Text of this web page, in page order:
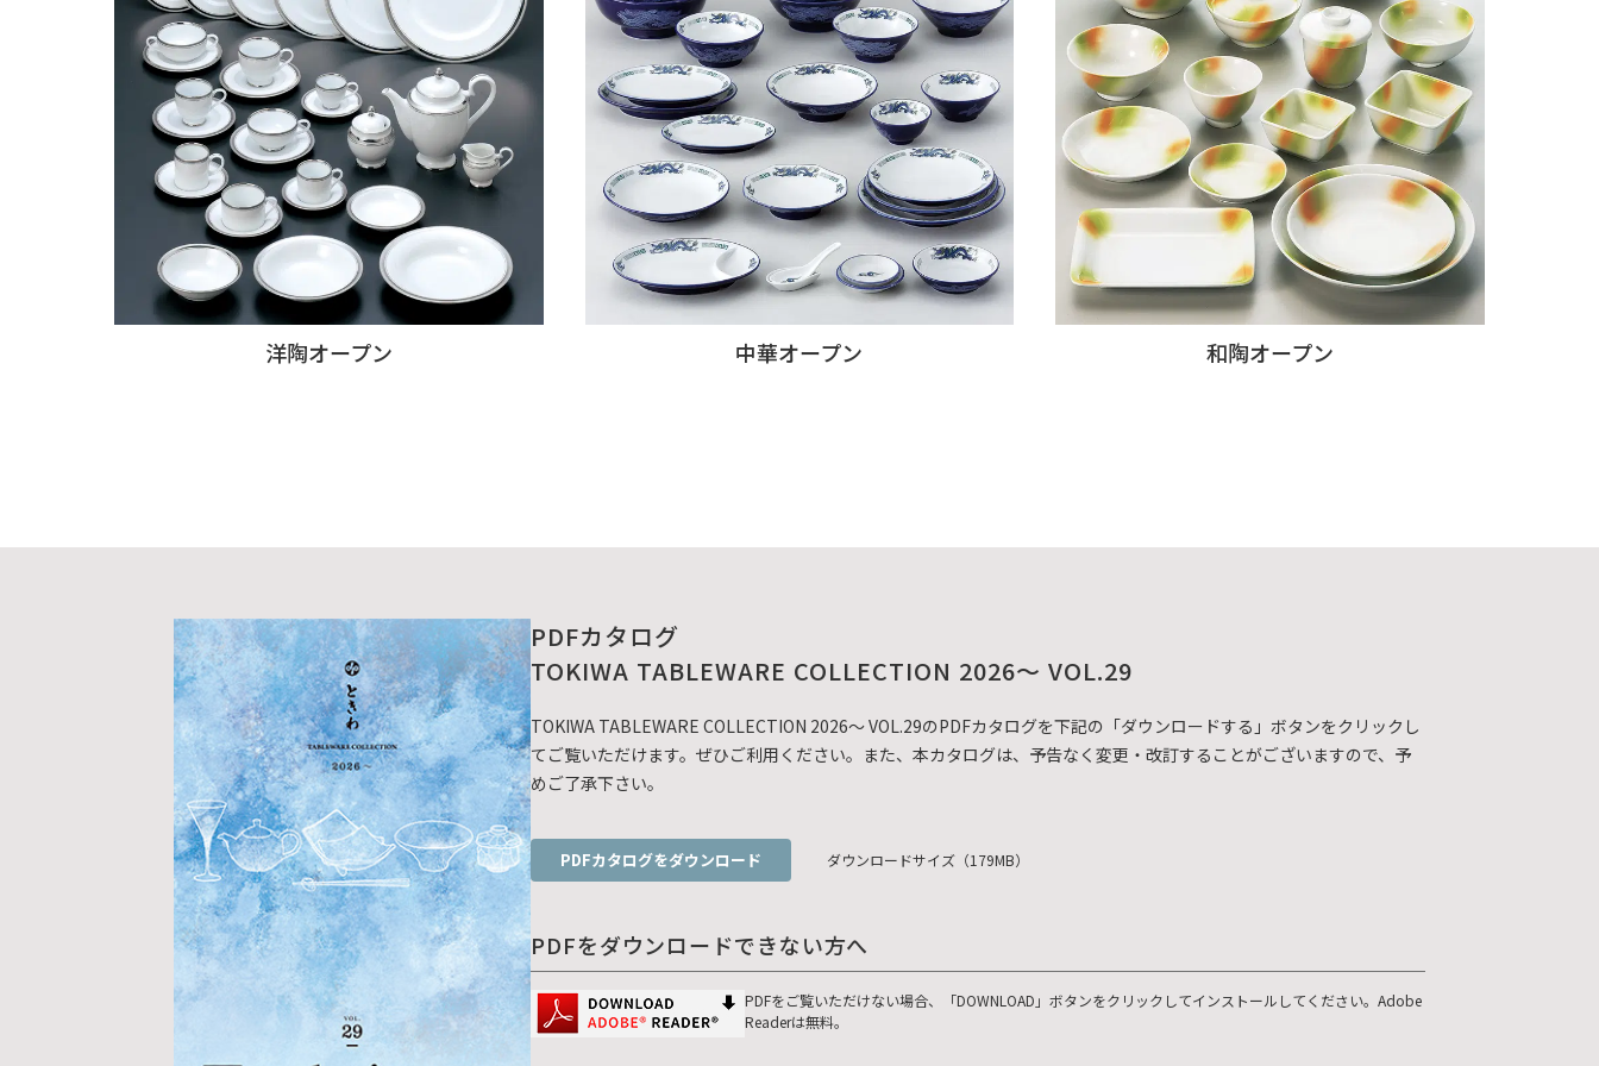
洋陶オープン 中華オープン 和陶オープン
PDFカタログ
TOKIWA TABLEWARE COLLECTION 2026～ VOL.29
TOKIWA TABLEWARE COLLECTION 2026～ VOL.29のPDFカタログを下記の「ダウンロードする」ボタンをクリックし
てご覧いただけます。ぜひご利用ください。また、本カタログは、予告なく変更・改訂することがございますので、予
めご了承下さい。
PDFカタログをダウンロード ダウンロードサイズ（179MB）
PDFをダウンロードできない方へ
PDFをご覧いただけない場合、「DOWNLOAD」ボタンをクリックしてインストールしてください。Adobe
Readerは無料。